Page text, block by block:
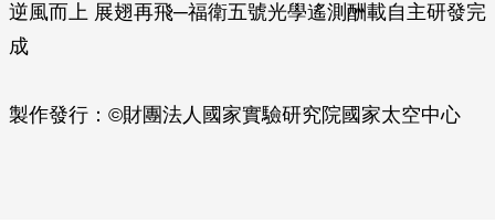
逆風而上 展翅再飛─福衛五號光學遙測酬載自主研發完
成
製作發行：©財團法人國家實驗研究院國家太空中心